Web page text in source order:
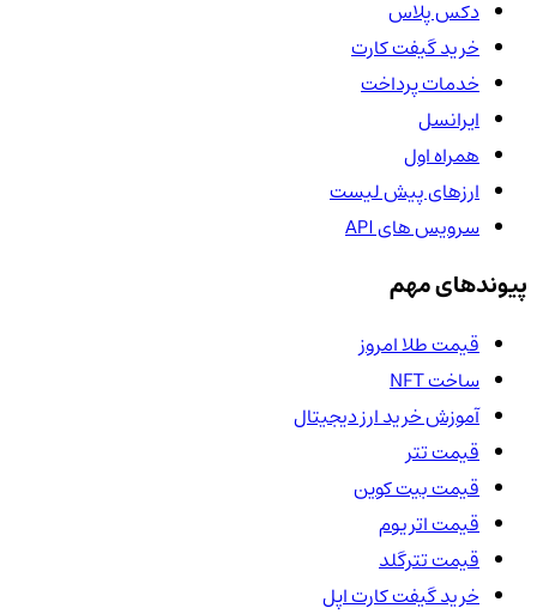
دکس پلاس
خرید گیفت کارت
خدمات پرداخت
ایرانسل
همراه اول
ارزهای پیش لیست
سرویس های API
پیوندهای مهم
قیمت طلا امروز
ساخت NFT
آموزش خرید ارز دیجیتال
قیمت تتر
قیمت بیت کوین
قیمت اتریوم
قیمت تترگلد
خرید گیفت کارت اپل